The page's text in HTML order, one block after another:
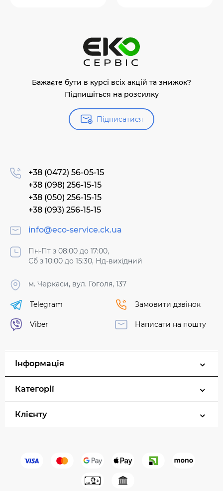
Бажаєте бути в курсі всіх акцій та знижок?
Підпишіться на розсилку
Підписатися
+38 (0472) 56-05-15
+38 (098) 256-15-15
+38 (050) 256-15-15
+38 (093) 256-15-15
info@eco-service.ck.ua
Пн-Пт з 08:00 до 17:00,
Сб з 10:00 до 15:30, Нд-вихідний
м. Черкаси, вул. Гоголя, 137
Telegram
Viber
Замовити дзвінок
Написати на пошту
Інформація
Категорії
Клієнту